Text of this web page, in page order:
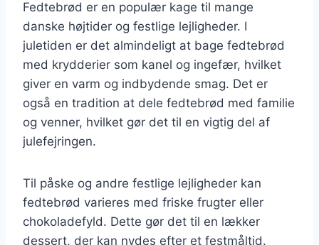
Fedtebrød er en populær kage til mange
danske højtider og festlige lejligheder. I
juletiden er det almindeligt at bage fedtebrød
med krydderier som kanel og ingefær, hvilket
giver en varm og indbydende smag. Det er
også en tradition at dele fedtebrød med familie
og venner, hvilket gør det til en vigtig del af
julefejringen.
Til påske og andre festlige lejligheder kan
fedtebrød varieres med friske frugter eller
chokoladefyld. Dette gør det til en lækker
dessert, der kan nydes efter et festmåltid.